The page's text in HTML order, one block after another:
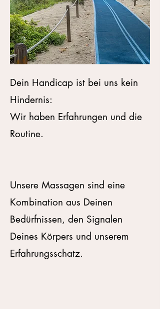
Dein Handicap ist bei uns kein
Hindernis:
Wir haben Erfahrungen und die
Routine.
Unsere Massagen sind eine
Kombination aus Deinen
Bedürfnissen, den Signalen
Deines Körpers und unserem
Erfahrungsschatz.